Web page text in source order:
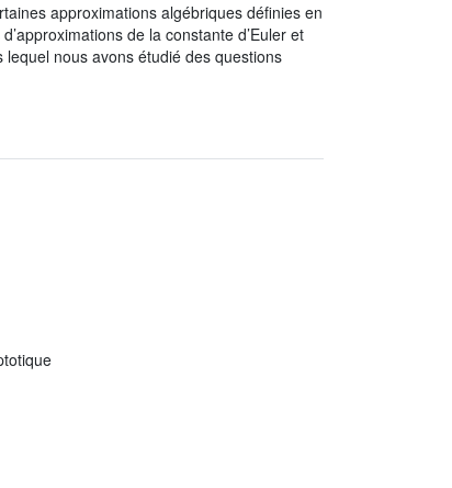
approximations algébriques définies en
de la constante d’Euler et
nous avons étudié des questions